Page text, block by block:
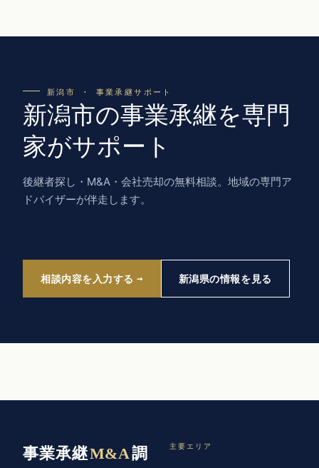
新潟市 · 事業承継サポート
新潟市の事業承継を専門
家がサポート
後継者探し・M&A・会社売却の無料相談。地域の専門ア
ドバイザーが伴走します。
相談内容を入力する 新潟県の情報を見る
事業承継M&A調
主要エリア